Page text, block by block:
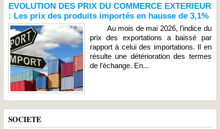
EVOLUTION DES PRIX DU COMMERCE EXTERIEUR
: Les prix des produits importés en hausse de 3,1%
Au mois de mai 2026, l’indice du
prix des exportations a baissé par
rapport à celui des importations. Il en
résulte une détérioration des termes
de l’échange. En...
SOCIETE